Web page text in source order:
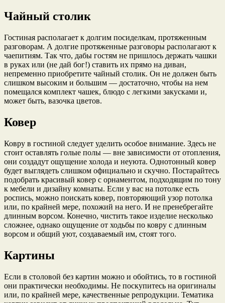
Чайный столик
Гостиная располагает к долгим посиделкам, протяженным
разговорам. А долгие протяженные разговоры располагают к
чаепитиям. Так что, дабы гостям не пришлось держать чашки
в руках или (не дай бог!) ставить их прямо на диван,
непременно приобретите чайный столик. Он не должен быть
слишком высоким и большим — достаточно, чтобы на нем
помещался комплект чашек, блюдо с легкими закусками и,
может быть, вазочка цветов.
Ковер
Ковру в гостиной следует уделить особое внимание. Здесь не
стоит оставлять голые полы — вне зависимости от отопления,
они создадут ощущение холода и неуюта. Однотонный ковер
будет выглядеть слишком официально и скучно. Постарайтесь
подобрать красивый ковер с орнаментом, подходящим по тону
к мебели и дизайну комнаты. Если у вас на потолке есть
роспись, можно поискать ковер, повторяющий узор потолка
или, по крайней мере, похожий на него. И не пренебрегайте
длинным ворсом. Конечно, чистить такое изделие несколько
сложнее, однако ощущение от ходьбы по ковру с длинным
ворсом и общий уют, создаваемый им, стоят того.
Картины
Если в столовой без картин можно и обойтись, то в гостиной
они практически необходимы. Не поскупитесь на оригиналы
или, по крайней мере, качественные репродукции. Тематика